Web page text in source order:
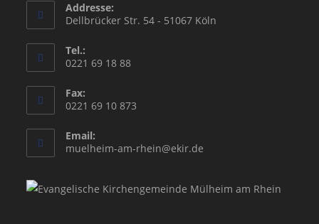
Addresse:
Dellbrücker Str. 54 - 51067 Köln
Tel.:
0221 69 18 88
Fax:
0221 69 10 873
Email:
muelheim-am-rhein@ekir.de
application